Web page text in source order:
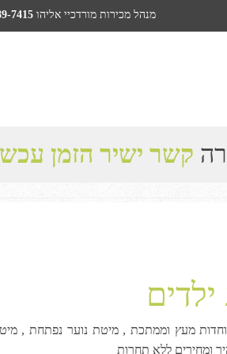
מנהל מכירות מורדכיי אליהו 7415
קשר ישיר הזמן
מעץ וממתכת , מיטת נוער נפתחת ,
ומחירים ללא תחרות